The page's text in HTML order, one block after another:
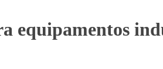
equipamentos